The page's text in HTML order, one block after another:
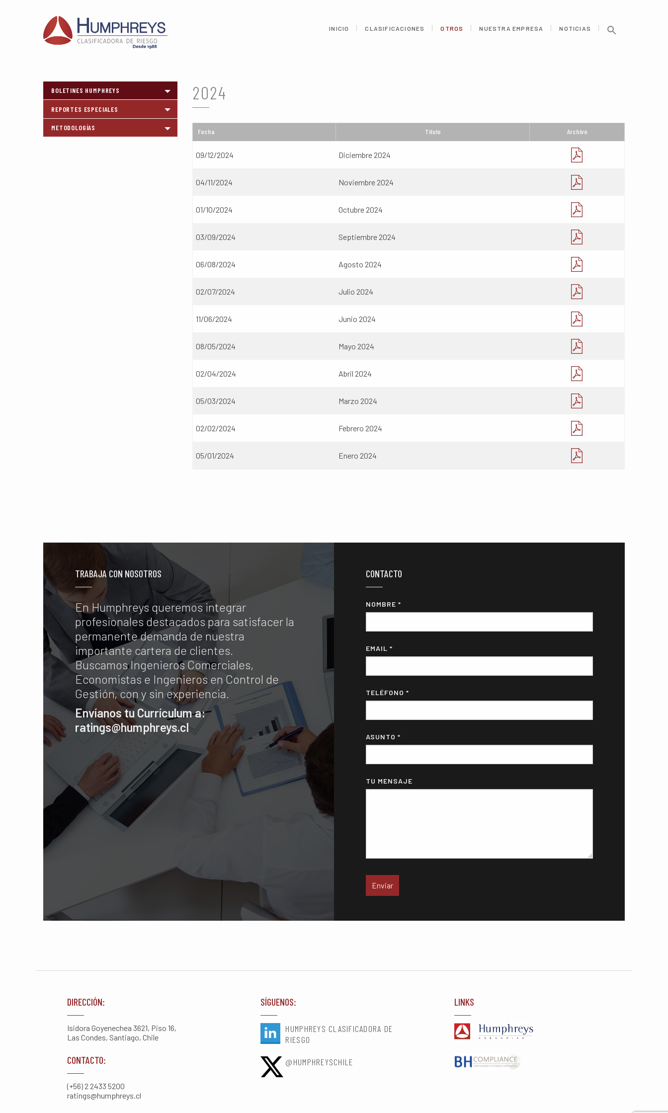
INICIO CLASIFICACIONES OTROS NUESTRA EMPRESA NOTICIAS
BOLETINES HUMPHREYS
Toggle menu
REPORTES ESPECIALES
Toggle menu
METODOLOGÍAS
Toggle menu
2024
Fecha Titulo Archivo
09/12/2024 Diciembre 2024
04/11/2024 Noviembre 2024
01/10/2024 Octubre 2024
03/09/2024 Septiembre 2024
06/08/2024 Agosto 2024
02/07/2024 Julio 2024
11/06/2024 Junio 2024
08/05/2024 Mayo 2024
02/04/2024 Abril 2024
05/03/2024 Marzo 2024
02/02/2024 Febrero 2024
05/01/2024 Enero 2024
TRABAJA CON NOSOTROS
En Humphreys queremos integrar
profesionales destacados para satisfacer la
permanente demanda de nuestra
importante cartera de clientes.
Buscamos Ingenieros Comerciales,
Economistas e Ingenieros en Control de
Gestión, con y sin experiencia.
Envíanos tu Currículum a:
ratings@humphreys.cl
CONTACTO
NOMBRE *
EMAIL *
TELÉFONO *
ASUNTO *
TU MENSAJE
DIRECCIÓN:
Isidora Goyenechea 3621, Piso 16,
Las Condes, Santiago, Chile
CONTACTO:
(+56) 2 2433 5200
ratings@humphreys.cl
SÍGUENOS:
HUMPHREYS CLASIFICADORA DE
RIESGO
@HUMPHREYSCHILE
LINKS